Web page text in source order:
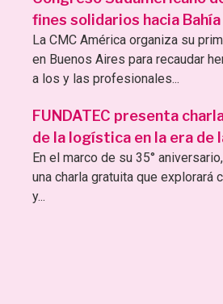
fines solidarios hacia Bahía
La CMC América organiza su
en Buenos Aires para recaudar
a los y las profesionales...
FUNDATEC presenta
de la logística en la era de
En el marco de su 35°
una charla gratuita que explorará
y...